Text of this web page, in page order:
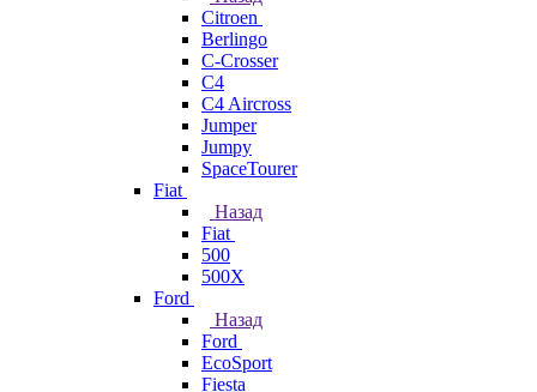
Citroen
Berlingo
C-Crosser
C4
C4 Aircross
Jumper
Jumpy
SpaceTourer
Fiat
Назад
Fiat
500
500X
Ford
Назад
Ford
EcoSport
Fiesta